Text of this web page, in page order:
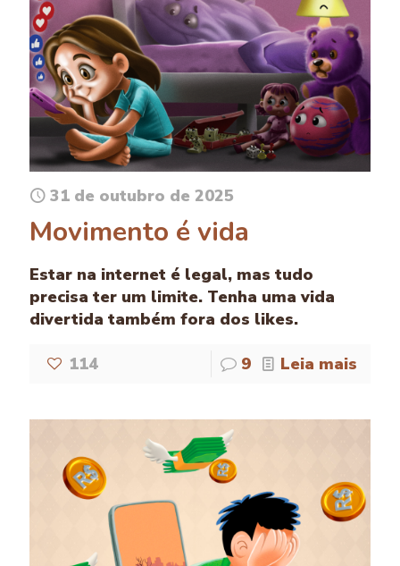
31 de outubro de 2025
Movimento é vida
Estar na internet é legal, mas tudo
precisa ter um limite. Tenha uma vida
divertida também fora dos likes.
114 9 Leia mais